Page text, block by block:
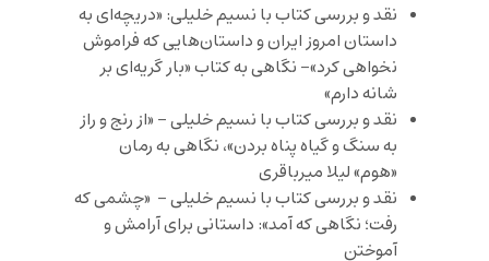
نقد و بررسی کتاب با نسیم خلیلی: «دریچه‌ای به
داستان امروز ایران و داستان‌هایی که فراموش
نخواهی کرد»- نگاهی به کتاب «بار گریه‌ای بر
شانه دارم»
نقد و بررسی کتاب با نسیم خلیلی – «از رنج و راز
به سنگ و گیاه پناه بردن»، نگاهی به رمان
«هوم» لیلا میرباقری
نقد و بررسی کتاب با نسیم خلیلی – «چشمی که
رفت؛ نگاهی که آمد»: داستانی برای آرامش و
آموختن